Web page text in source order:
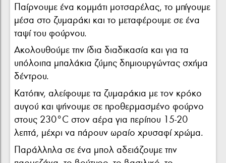
Παίρνουμε ένα κομμάτι μοτσαρέλας, το μπίγουμε
μέσα στο ζυμαράκι και το μεταφέρουμε σε ένα
ταψί του φούρνου.
Ακολουθούμε την ίδια διαδικασία και για τα
υπόλοιπα μπαλάκια ζύμης δημιουργώντας σχήμα
δέντρου.
Κατόπιν, αλείφουμε τα ζυμαράκια με τον κρόκο
αυγού και ψήνουμε σε προθερμασμένο φούρνο
στους 230°C στον αέρα για περίπου 15-20
λεπτά, μέχρι να πάρουν ωραίο χρυσαφί χρώμα.
Παράλληλα σε ένα μπολ αδειάζουμε την